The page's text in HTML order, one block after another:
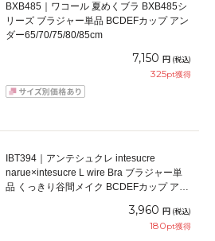
BXB485｜ワコール 夏めくブラ BXB485シ
リーズ ブラジャー単品 BCDEFカップ アン
ダー65/70/75/80/85cm
7,150 円 (税込)
325pt獲得
IBT394｜アンテシュクレ intesucre
narue×intesucre L wire Bra ブラジャー単
品 くっきり谷間メイク BCDEFカップ アン
3,960 円 (税込)
180pt獲得